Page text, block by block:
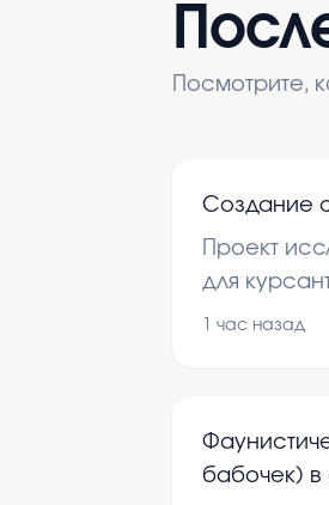
Посмотрите,
Создание
Проект
для
изучаются
1 час назад
бабочек) в